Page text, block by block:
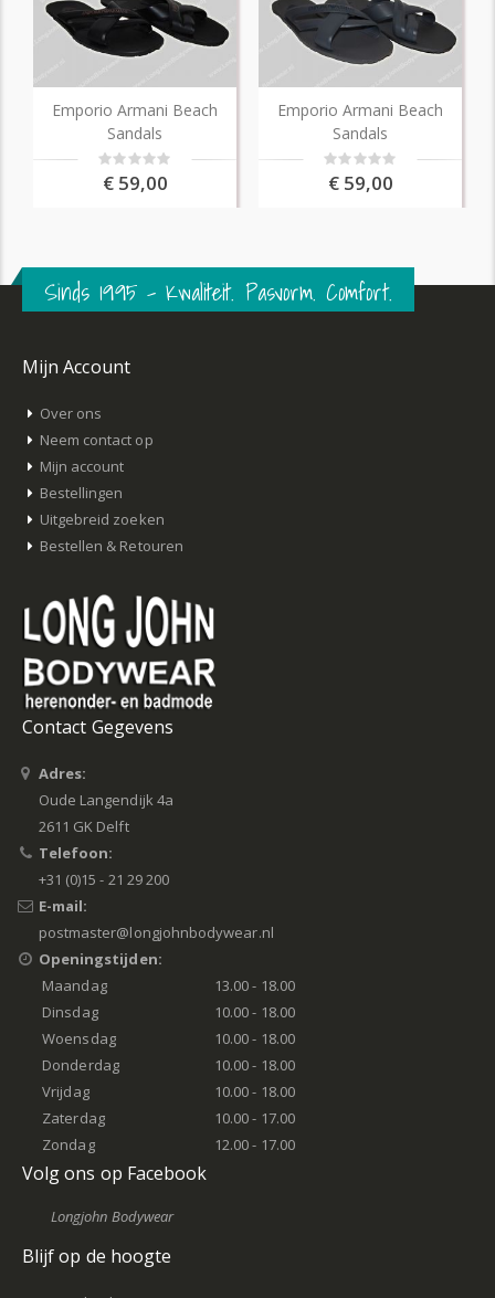
Emporio Armani Beach
Sandals
Rating:
0%
€ 59,00
Emporio Armani Beach
Sandals
Rating:
0%
€ 59,00
Sinds 1995 – Kwaliteit. Pasvorm. Comfort.
Mijn Account
Over ons
Neem contact op
Mijn account
Bestellingen
Uitgebreid zoeken
Bestellen & Retouren
Contact Gegevens
Adres:
Oude Langendijk 4a
2611 GK Delft
Telefoon:
+31 (0)15 - 21 29 200
E-mail:
postmaster@longjohnbodywear.nl
Openingstijden:
Maandag
13.00 - 18.00
Dinsdag
10.00 - 18.00
Woensdag
10.00 - 18.00
Donderdag
10.00 - 18.00
Vrijdag
10.00 - 18.00
Zaterdag
10.00 - 17.00
Zondag
12.00 - 17.00
Volg ons op Facebook
Longjohn Bodywear
Blijf op de hoogte